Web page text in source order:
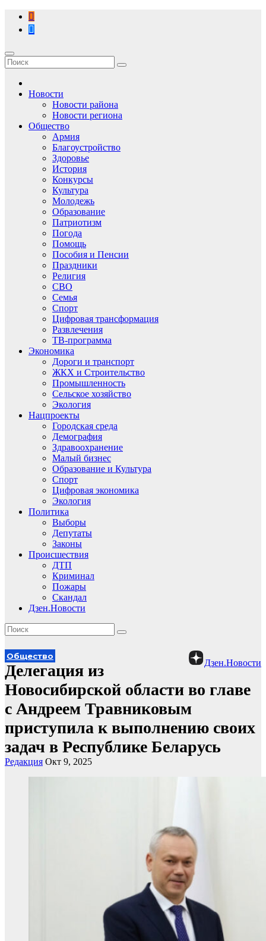
Перейти
содержимому
Новости
Новости района
Новости региона
Общество
Армия
Благоустройство
Здоровье
История
Конкурсы
Культура
Молодежь
Образование
Патриотизм
Погода
Помощь
Пособия и Пенсии
Праздники
Религия
СВО
Семья
Спорт
Цифровая трансформация
Развлечения
ТВ-программа
Экономика
Дороги и транспорт
ЖКХ и Строительство
Промышленность
Сельское хозяйство
Экология
Нацпроекты
Городская среда
Демография
Здравоохранение
Малый бизнес
Образование и Культура
Спорт
Цифровая экономика
Экология
Политика
Выборы
Депутаты
Законы
Происшествия
ДТП
Криминал
Пожары
Скандал
Дзен.Новости
Дзен.Новости
Общество
Делегация из
Новосибирской области во главе
с Андреем Травниковым
приступила к выполнению своих
задач в Республике Беларусь
Редакция Окт 9, 2025